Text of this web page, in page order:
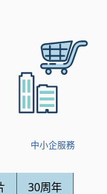
中小企服務
30周年